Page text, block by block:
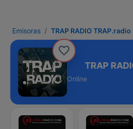
Emisoras TRAP RADIO TRAP.radio
TRAP.radio
Online